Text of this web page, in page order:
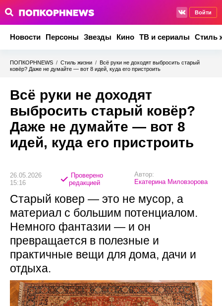
Войти
Новости Персоны Звезды Кино ТВ и сериалы Стиль
ПОПКОРНNEWS / Стиль жизни / Всё руки не доходят выбросить старый
ковёр? Даже не думайте — вот 8 идей, куда его пристроить
Всё руки не доходят
выбросить старый ковёр?
Даже не думайте — вот 8
идей, куда его пристроить
26.05.2026
15:16
Проверено
редакцией
Автор:
Екатерина Миловзорова
Старый ковер — это не мусор, а
материал с большим потенциалом.
Немного фантазии — и он
превращается в полезные и
практичные вещи для дома, дачи и
отдыха.